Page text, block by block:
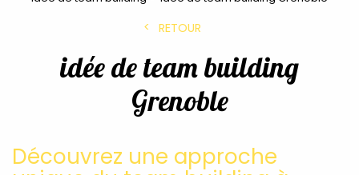
RETOUR
idée de team building
Grenoble
Découvrez une approche